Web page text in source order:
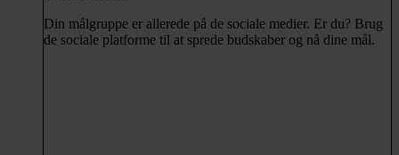
Din målgruppe er allerede på de sociale medier. Er du? Brug
de sociale platforme til at sprede budskaber og nå dine mål.